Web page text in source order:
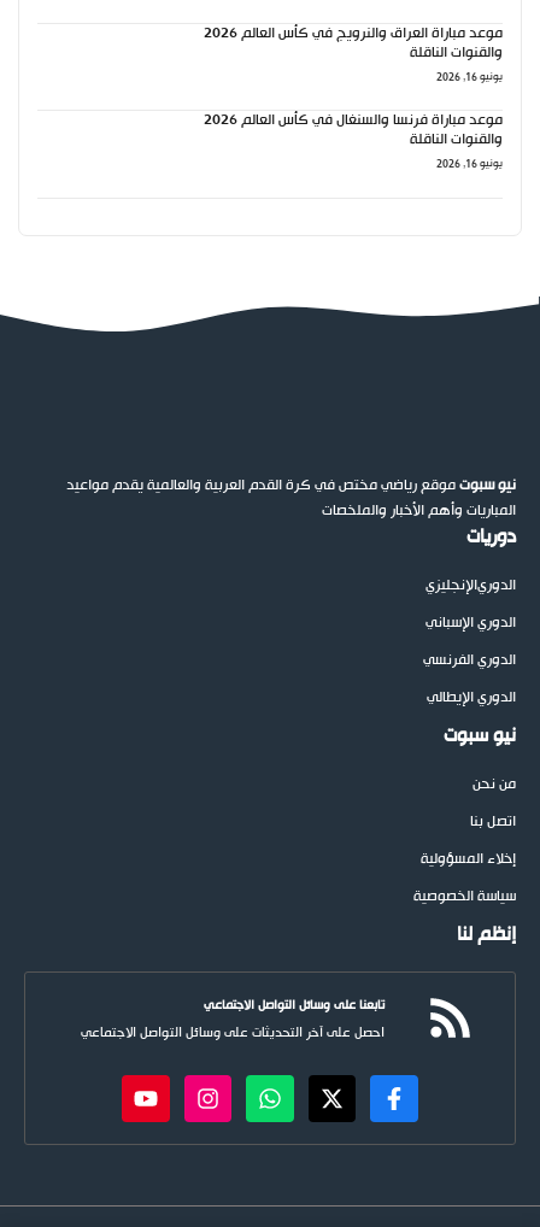
موعد مباراة العراق والنرويج في كأس العالم 2026
والقنوات الناقلة
يونيو 16, 2026
موعد مباراة فرنسا والسنغال في كأس العالم 2026
والقنوات الناقلة
يونيو 16, 2026
نيو سبوتموقع رياضي مختص في كرة القدم العربية والعالمية يقدم مواعيد
المباريات وأهم الأخبار والملخصات
دوريات
الدوريالإنجليزي
الدوري الإسباني
الدوري الفرنسي
الدوري الإيطالي
نيو سبوت
من نحن
اتصل بنا
إخلاء المسؤولية
سياسة الخصوصية
إنظم لنا
تابعنا على وسائل التواصل الاجتماعي
احصل على آخر التحديثات على وسائل التواصل الاجتماعي